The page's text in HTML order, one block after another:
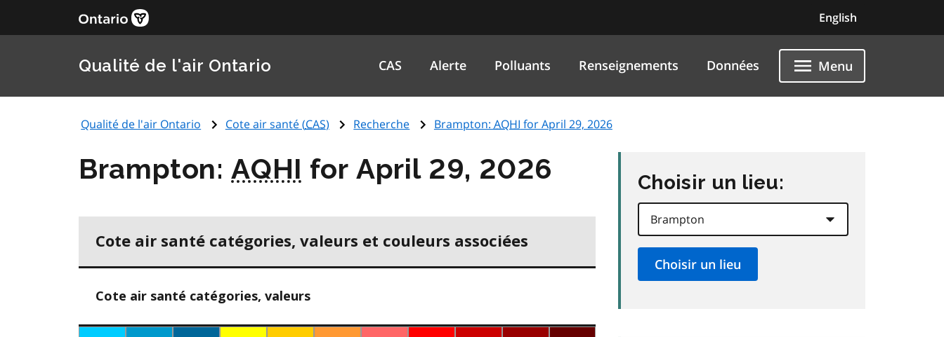
English
Qualité de l'air Ontario CAS Alerte Polluants Renseignements Données Menu
Qualité de l'air Ontario Cote air santé (CAS) Recherche Brampton: AQHI for April 29, 2026
Brampton:AQHI for April 29, 2026
Cote air santé catégories, valeurs et couleurs associées
Cote air santé catégories, valeurs
Choisir un lieu: